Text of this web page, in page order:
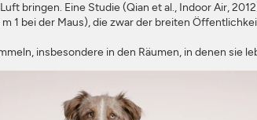
bringen. Eine Studie (Qian et al., Indoor Air,
1 bei der Maus), die zwar der breiten
insbesondere in den Räumen, in denen sie